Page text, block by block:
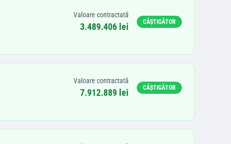
Valoare contractată
3.489.406 lei CÂȘTIGĂTOR
Valoare contractată
7.912.889 lei CÂȘTIGĂTOR